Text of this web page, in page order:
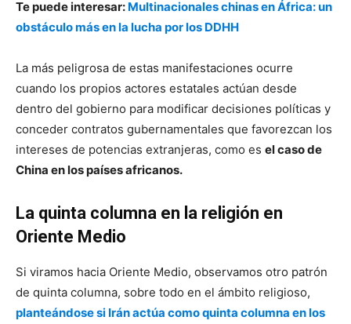
Te puede interesar: Multinacionales chinas en África: un
obstáculo más en la lucha por los DDHH
La más peligrosa de estas manifestaciones ocurre
cuando los propios actores estatales actúan desde
dentro del gobierno para modificar decisiones políticas y
conceder contratos gubernamentales que favorezcan los
intereses de potencias extranjeras, como es el caso de
China en los países africanos.
La quinta columna en la religión en
Oriente Medio
Si viramos hacia Oriente Medio, observamos otro patrón
de quinta columna, sobre todo en el ámbito religioso,
planteándose si Irán actúa como quinta columna en los